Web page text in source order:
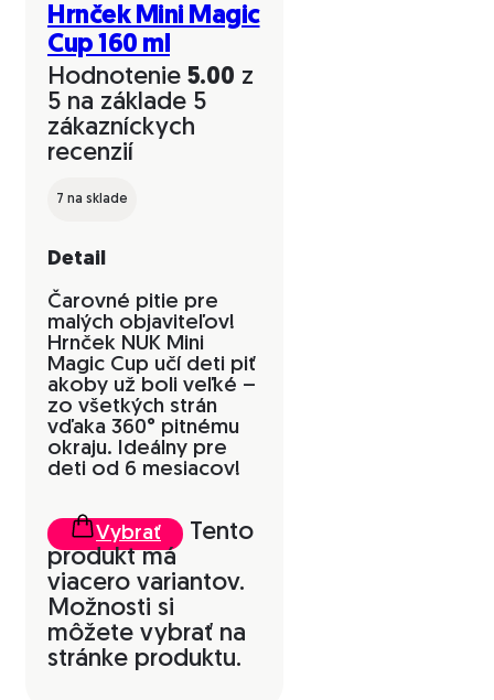
Hrnček Mini Magic
Cup 160 ml
Hodnotenie 5.00 z
5 na základe 5
zákazníckych
recenzií
7 na sklade
Detail
Čarovné pitie pre
malých objaviteľov!
Hrnček NUK Mini
Magic Cup učí deti piť
akoby už boli veľké –
zo všetkých strán
vďaka 360° pitnému
okraju. Ideálny pre
deti od 6 mesiacov!
Vybrať
Tento
produkt má
viacero variantov.
Možnosti si
môžete vybrať na
stránke produktu.